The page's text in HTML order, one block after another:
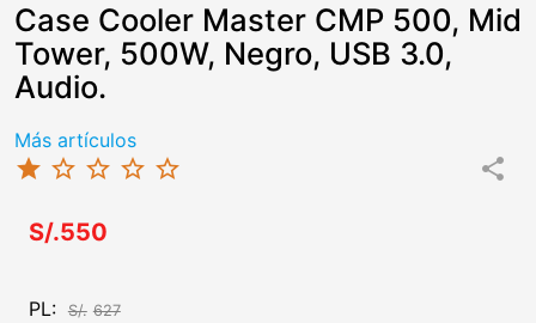
Case Cooler Master CMP 500, Mid
Tower, 500W, Negro, USB 3.0,
Audio.
Más artículos
star star_border star_border star_border star_border share
S/.550
PL: S/. 627